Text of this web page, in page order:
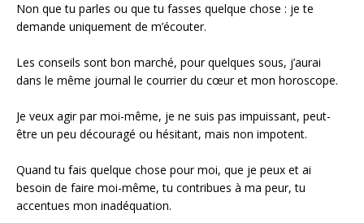
Non que tu parles ou que tu fasses quelque chose : je te
demande uniquement de m’écouter.
Les conseils sont bon marché, pour quelques sous, j’aurai
dans le même journal le courrier du cœur et mon horoscope.
Je veux agir par moi-même, je ne suis pas impuissant, peut-
être un peu découragé ou hésitant, mais non impotent.
Quand tu fais quelque chose pour moi, que je peux et ai
besoin de faire moi-même, tu contribues à ma peur, tu
accentues mon inadéquation.